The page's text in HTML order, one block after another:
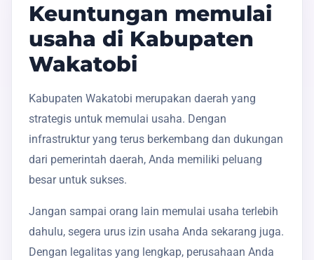
Keuntungan memulai
usaha di Kabupaten
Wakatobi
Kabupaten Wakatobi merupakan daerah yang
strategis untuk memulai usaha. Dengan
infrastruktur yang terus berkembang dan dukungan
dari pemerintah daerah, Anda memiliki peluang
besar untuk sukses.
Jangan sampai orang lain memulai usaha terlebih
dahulu, segera urus izin usaha Anda sekarang juga.
Dengan legalitas yang lengkap, perusahaan Anda